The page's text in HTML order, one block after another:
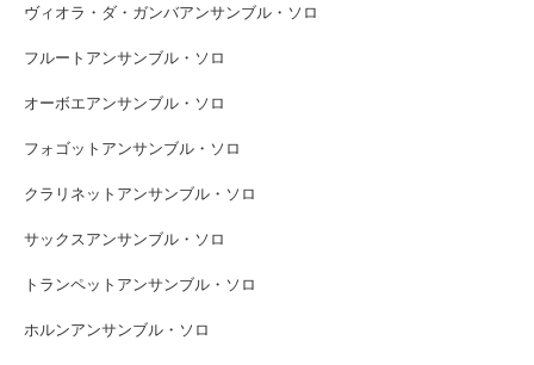
ヴィオラ・ダ・ガンバアンサンブル・ソロ
フルートアンサンブル・ソロ
オーボエアンサンブル・ソロ
フォゴットアンサンブル・ソロ
クラリネットアンサンブル・ソロ
サックスアンサンブル・ソロ
トランペットアンサンブル・ソロ
ホルンアンサンブル・ソロ